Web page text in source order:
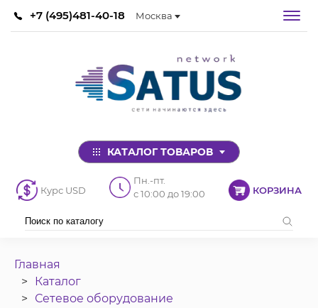
+7 (495)481-40-18 Москва
КАТАЛОГ ТОВАРОВ
Курс USD
Пн.-пт.
с 10:00 до 19:00
КОРЗИНА
Главная
Каталог
Сетевое оборудование